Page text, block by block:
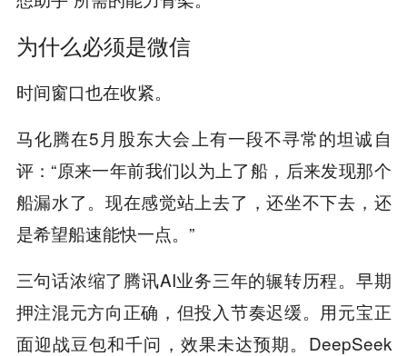
为什么必须是微信
时间窗口也在收紧。
马化腾在5月股东大会上有一段不寻常的坦诚自
评：“原来一年前我们以为上了船，后来发现那个
船漏水了。现在感觉站上去了，还坐不下去，还
是希望船速能快一点。”
三句话浓缩了腾讯AI业务三年的辗转历程。早期
押注混元方向正确，但投入节奏迟缓。用元宝正
面迎战豆包和千问，效果未达预期。DeepSeek